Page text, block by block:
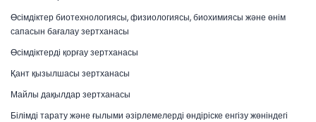
Өсімдіктер биотехнологиясы, физиологиясы, биохимиясы және өнім
сапасын бағалау зертханасы
Өсімдіктерді қорғау зертханасы
Қант қызылшасы зертханасы
Майлы дақылдар зертханасы
Білімді тарату және ғылыми әзірлемелерді өндіріске енгізу жөніндегі